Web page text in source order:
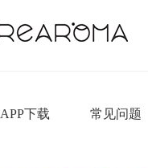
APP下载 常见问题